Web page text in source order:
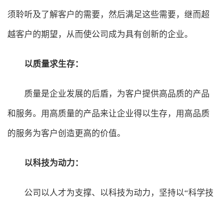
须聆听及了解客户的需要，然后满足这些需要，继而超
越客户的期望，从而使公司成为具有创新的企业。
以质量求生存：
质量是企业发展的后盾，为客户提供高品质的产品
和服务。用高质量的产品来让企业得以生存，用高品质
的服务为客户创造更高的价值。
以科技为动力：
公司以人才为支撑、以科技为动力，坚持以“科学技